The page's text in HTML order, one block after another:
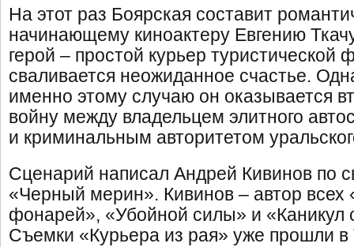
На этот раз Боярская составит
начинающему киноактеру Евгению
герой – простой курьер туристической
сваливается неожиданное счастье.
именно этому случаю он оказывается
войну между владельцем элитного
и криминальным авторитетом
Сценарий написал Андрей Кивинов по
«Черный мерин». Кивинов – автор всех
фонарей», «Убойной силы» и «Каникул
Съемки «Курьера из рая» уже прошли в